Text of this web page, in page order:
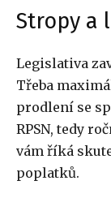
Stropy a
Legislativa
Třeba
prodlení se
RPSN, tedy
vám říká
poplatků.